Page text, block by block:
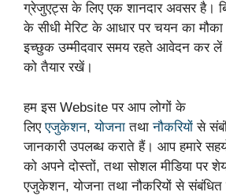
ग्रेजुएट्स के लिए एक शानदार अवसर है।
के सीधी मेरिट के आधार पर चयन का मौका
इच्छुक उम्मीदवार समय रहते आवेदन कर
को तैयार रखें।
हम इस Website पर आप लोगों के
लिएएजुकेशन,योजनातथानौकरियोंसे
जानकारी उपलब्ध कराते हैं। आप हमारे
को अपने दोस्तों, तथा सोशल मीडिया
एजुकेशन, योजना तथा नौकरियों से संबंधित